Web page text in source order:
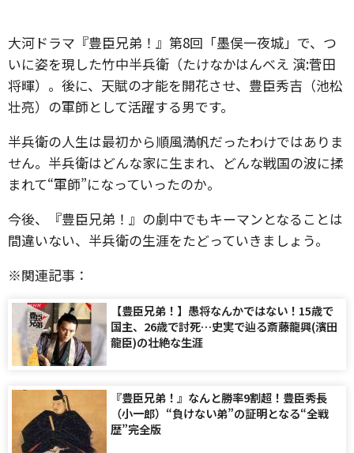
大河ドラマ『豊臣兄弟！』第8回「墨俣一夜城」で、つ
いに姿を現した竹中半兵衛（たけなかはんべえ 演:菅田
将暉）。後に、天賦の才能を開花させ、豊臣秀吉（池松
壮亮）の軍師として活躍する男です。
半兵衛の人生は最初から順風満帆だったわけではありま
せん。半兵衛はどんな家に生まれ、どんな戦国の波に揉
まれて“軍師”になっていったのか。
今後、『豊臣兄弟！』の劇中でもキーマンとなることは
間違いない、半兵衛の生涯をたどっていきましょう。
※関連記事：
【豊臣兄弟！】愚将なんかではない！15歳で
国主、26歳で討死…史実で辿る斎藤龍興(濱田
龍臣)の壮絶な生涯
『豊臣兄弟！』なんと勝率9割超！豊臣秀長
（小一郎）“負けない弟”の証明となる“全戦
歴”完全版